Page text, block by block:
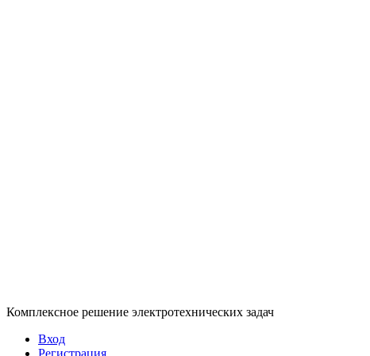
Комплексное решение электротехнических задач
Вход
Регистрация